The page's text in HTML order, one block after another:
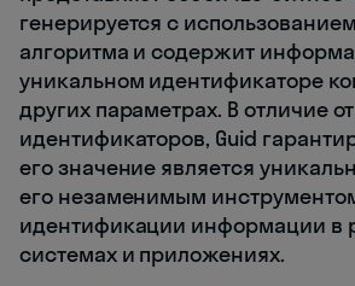
генерируется с
алгоритма и содержит
уникальном идентификаторе
других параметрах. В отличие
идентификаторов, Guid
его значение является
его незаменимым
идентификации информации в
системах и приложениях.